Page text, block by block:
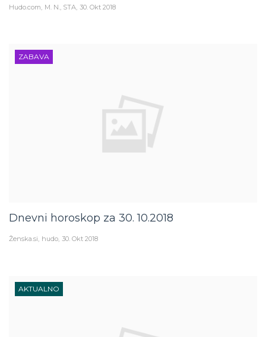
Hudo.com M. N., STA 30. Okt 2018
ZABAVA
Dnevni horoskop za 30. 10.2018
Ženska.si hudo 30. Okt 2018
AKTUALNO